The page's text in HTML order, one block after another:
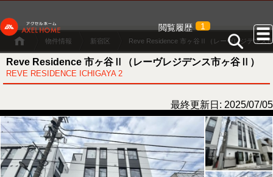
閲覧履歴 1
物件情報 新宿区 Reve Residence 市ヶ谷Ⅱ（レーヴレジデンス
Reve Residence 市ヶ谷Ⅱ（レーヴレジデンス市ヶ谷Ⅱ）
REVE RESIDENCE ICHIGAYA 2
最終更新日: 2025/07/05